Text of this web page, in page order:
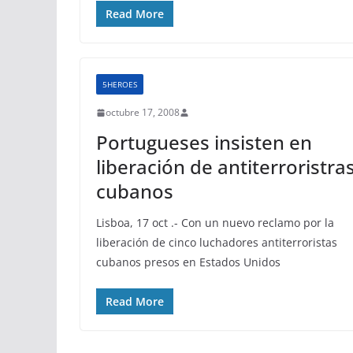
Read More
5HEROES
octubre 17, 2008
Portugueses insisten en
liberación de
cubanos
Lisboa, 17 oct .- Con un nuevo reclamo por la
liberación de cinco luchadores antiterroristas
cubanos presos en Estados Unidos
Read More